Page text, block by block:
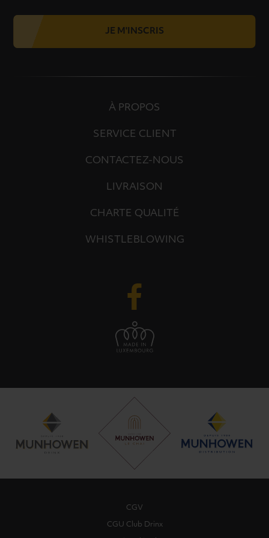
JE M'INSCRIS
À PROPOS
SERVICE CLIENT
CONTACTEZ-NOUS
LIVRAISON
CHARTE QUALITÉ
WHISTLEBLOWING
CGV
CGU Club Drinx